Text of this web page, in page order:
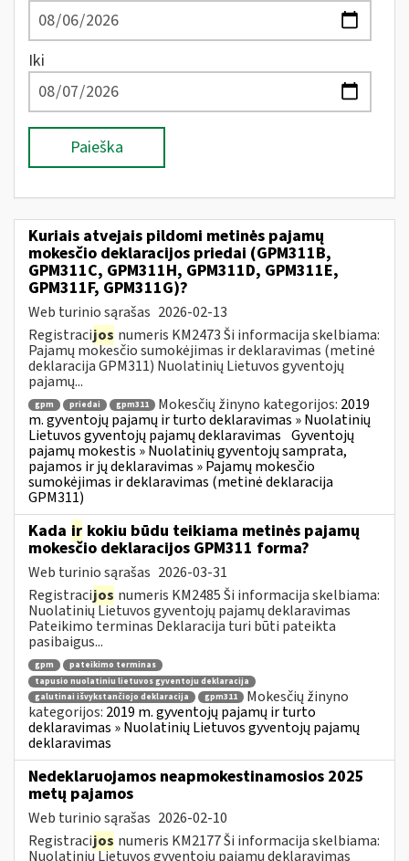
Iki
Paieška
Kuriais atvejais pildomi metinės pajamų
mokesčio deklaracijos priedai (GPM311B,
GPM311C, GPM311H, GPM311D, GPM311E,
GPM311F, GPM311G)?
Web turinio sąrašas 2026-02-13
Registracijos numeris KM2473 Ši informacija skelbiama:
Pajamų mokesčio sumokėjimas ir deklaravimas (metinė
deklaracija GPM311) Nuolatinių Lietuvos gyventojų
pajamų...
gpm priedai gpm311 Mokesčių žinyno kategorijos: 2019
m. gyventojų pajamų ir turto deklaravimas » Nuolatinių
Lietuvos gyventojų pajamų deklaravimas Gyventojų
pajamų mokestis » Nuolatinių gyventojų samprata,
pajamos ir jų deklaravimas » Pajamų mokesčio
sumokėjimas ir deklaravimas (metinė deklaracija
GPM311)
Kada ir kokiu būdu teikiama metinės pajamų
mokesčio deklaracijos GPM311 forma?
Web turinio sąrašas 2026-03-31
Registracijos numeris KM2485 Ši informacija skelbiama:
Nuolatinių Lietuvos gyventojų pajamų deklaravimas
Pateikimo terminas Deklaracija turi būti pateikta
pasibaigus...
gpm
pateikimo terminas
tapusio nuolatiniu lietuvos gyventoju deklaracija
galutinai išvykstančiojo deklaracija
gpm311
Mokesčių žinyno
kategorijos: 2019 m. gyventojų pajamų ir turto
deklaravimas » Nuolatinių Lietuvos gyventojų pajamų
deklaravimas
Nedeklaruojamos neapmokestinamosios 2025
metų pajamos
Web turinio sąrašas 2026-02-10
Registracijos numeris KM2177 Ši informacija skelbiama:
Nuolatinių Lietuvos gyventojų pajamų deklaravimas